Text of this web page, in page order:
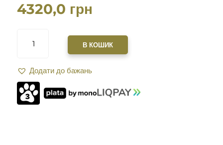
4320,0 грн
MAGPUL
STOCK
ДЛЯ
АК.
FDE
В КОШИК
Додати до бажань